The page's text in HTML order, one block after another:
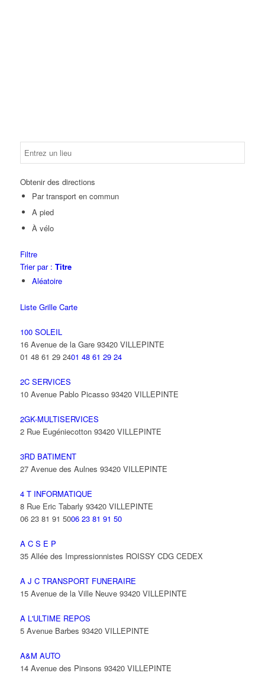
Obtenir des directions
Par transport en commun
A pied
À vélo
Filtre
Trier par : Titre
Aléatoire
Liste Grille Carte
100 SOLEIL
16 Avenue de la Gare 93420 VILLEPINTE
01 48 61 29 2401 48 61 29 24
2C SERVICES
10 Avenue Pablo Picasso 93420 VILLEPINTE
2GK-MULTISERVICES
2 Rue Eugéniecotton 93420 VILLEPINTE
3RD BATIMENT
27 Avenue des Aulnes 93420 VILLEPINTE
4 T INFORMATIQUE
8 Rue Eric Tabarly 93420 VILLEPINTE
06 23 81 91 5006 23 81 91 50
A C S E P
35 Allée des Impressionnistes ROISSY CDG CEDEX
A J C TRANSPORT FUNERAIRE
15 Avenue de la Ville Neuve 93420 VILLEPINTE
A L'ULTIME REPOS
5 Avenue Barbes 93420 VILLEPINTE
A&M AUTO
14 Avenue des Pinsons 93420 VILLEPINTE